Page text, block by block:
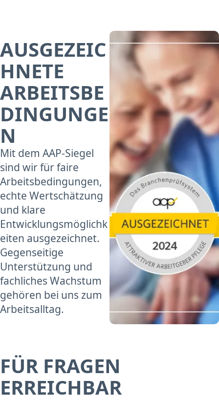
AUSGEZEIC
HNETE
ARBEITSBE
DINGUNGE
N
Mit dem AAP-Siegel
sind wir für faire
Arbeitsbedingungen,
echte Wertschätzung
und klare
Entwicklungsmöglichk
eiten ausgezeichnet.
Gegenseitige
Unterstützung und
fachliches Wachstum
gehören bei uns zum
Arbeitsalltag.
FÜR FRAGEN
ERREICHBAR